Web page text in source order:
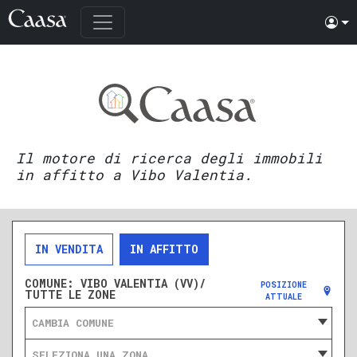
Il motore di ricerca degli immobili
in affitto a Vibo Valentia.
IN VENDITA IN AFFITTO
COMUNE: VIBO VALENTIA (VV)/
TUTTE LE ZONE
POSIZIONE
ATTUALE
CAMBIA COMUNE